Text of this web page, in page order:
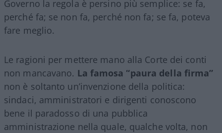
Governo la regola è persino più semplice: se fa,
perché fa; se non fa, perché non fa; se fa, poteva
fare meglio.
Le ragioni per mettere mano alla Corte dei conti
non mancavano. La famosa “paura della firma”
non è soltanto un’invenzione della politica:
sindaci, amministratori e dirigenti conoscono
bene il paradosso di una pubblica
amministrazione nella quale, qualche volta, non